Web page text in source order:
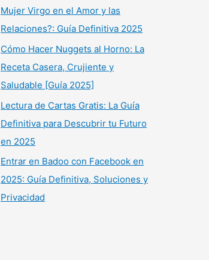
Mujer Virgo en el Amor y las
Relaciones?: Guía Definitiva 2025
Cómo Hacer Nuggets al Horno: La
Receta Casera, Crujiente y
Saludable [Guía 2025]
Lectura de Cartas Gratis: La Guía
Definitiva para Descubrir tu Futuro
en 2025
Entrar en Badoo con Facebook en
2025: Guía Definitiva, Soluciones y
Privacidad